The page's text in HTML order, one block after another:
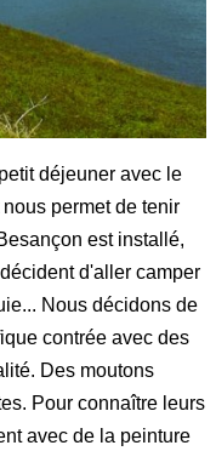
déjeuner avec le
permet de tenir
est installé,
d'aller camper
Nous décidons de
contrée avec des
Des moutons
Pour connaître leurs
avec de la peinture